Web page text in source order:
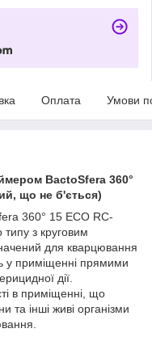
Оплата Умови
BactoSfera 360°
що не б'ється)
360° 15 ECO RC-
типу з круговим
для кварцювання
у приміщенні прямими
дії.
в приміщенні, що
та інші живі організми